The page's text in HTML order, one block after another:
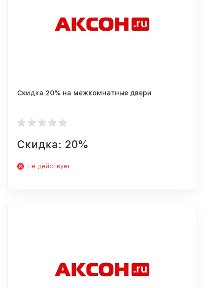
Скидка 20% на межкомнатные двери
Скидка: 20%
Не действует